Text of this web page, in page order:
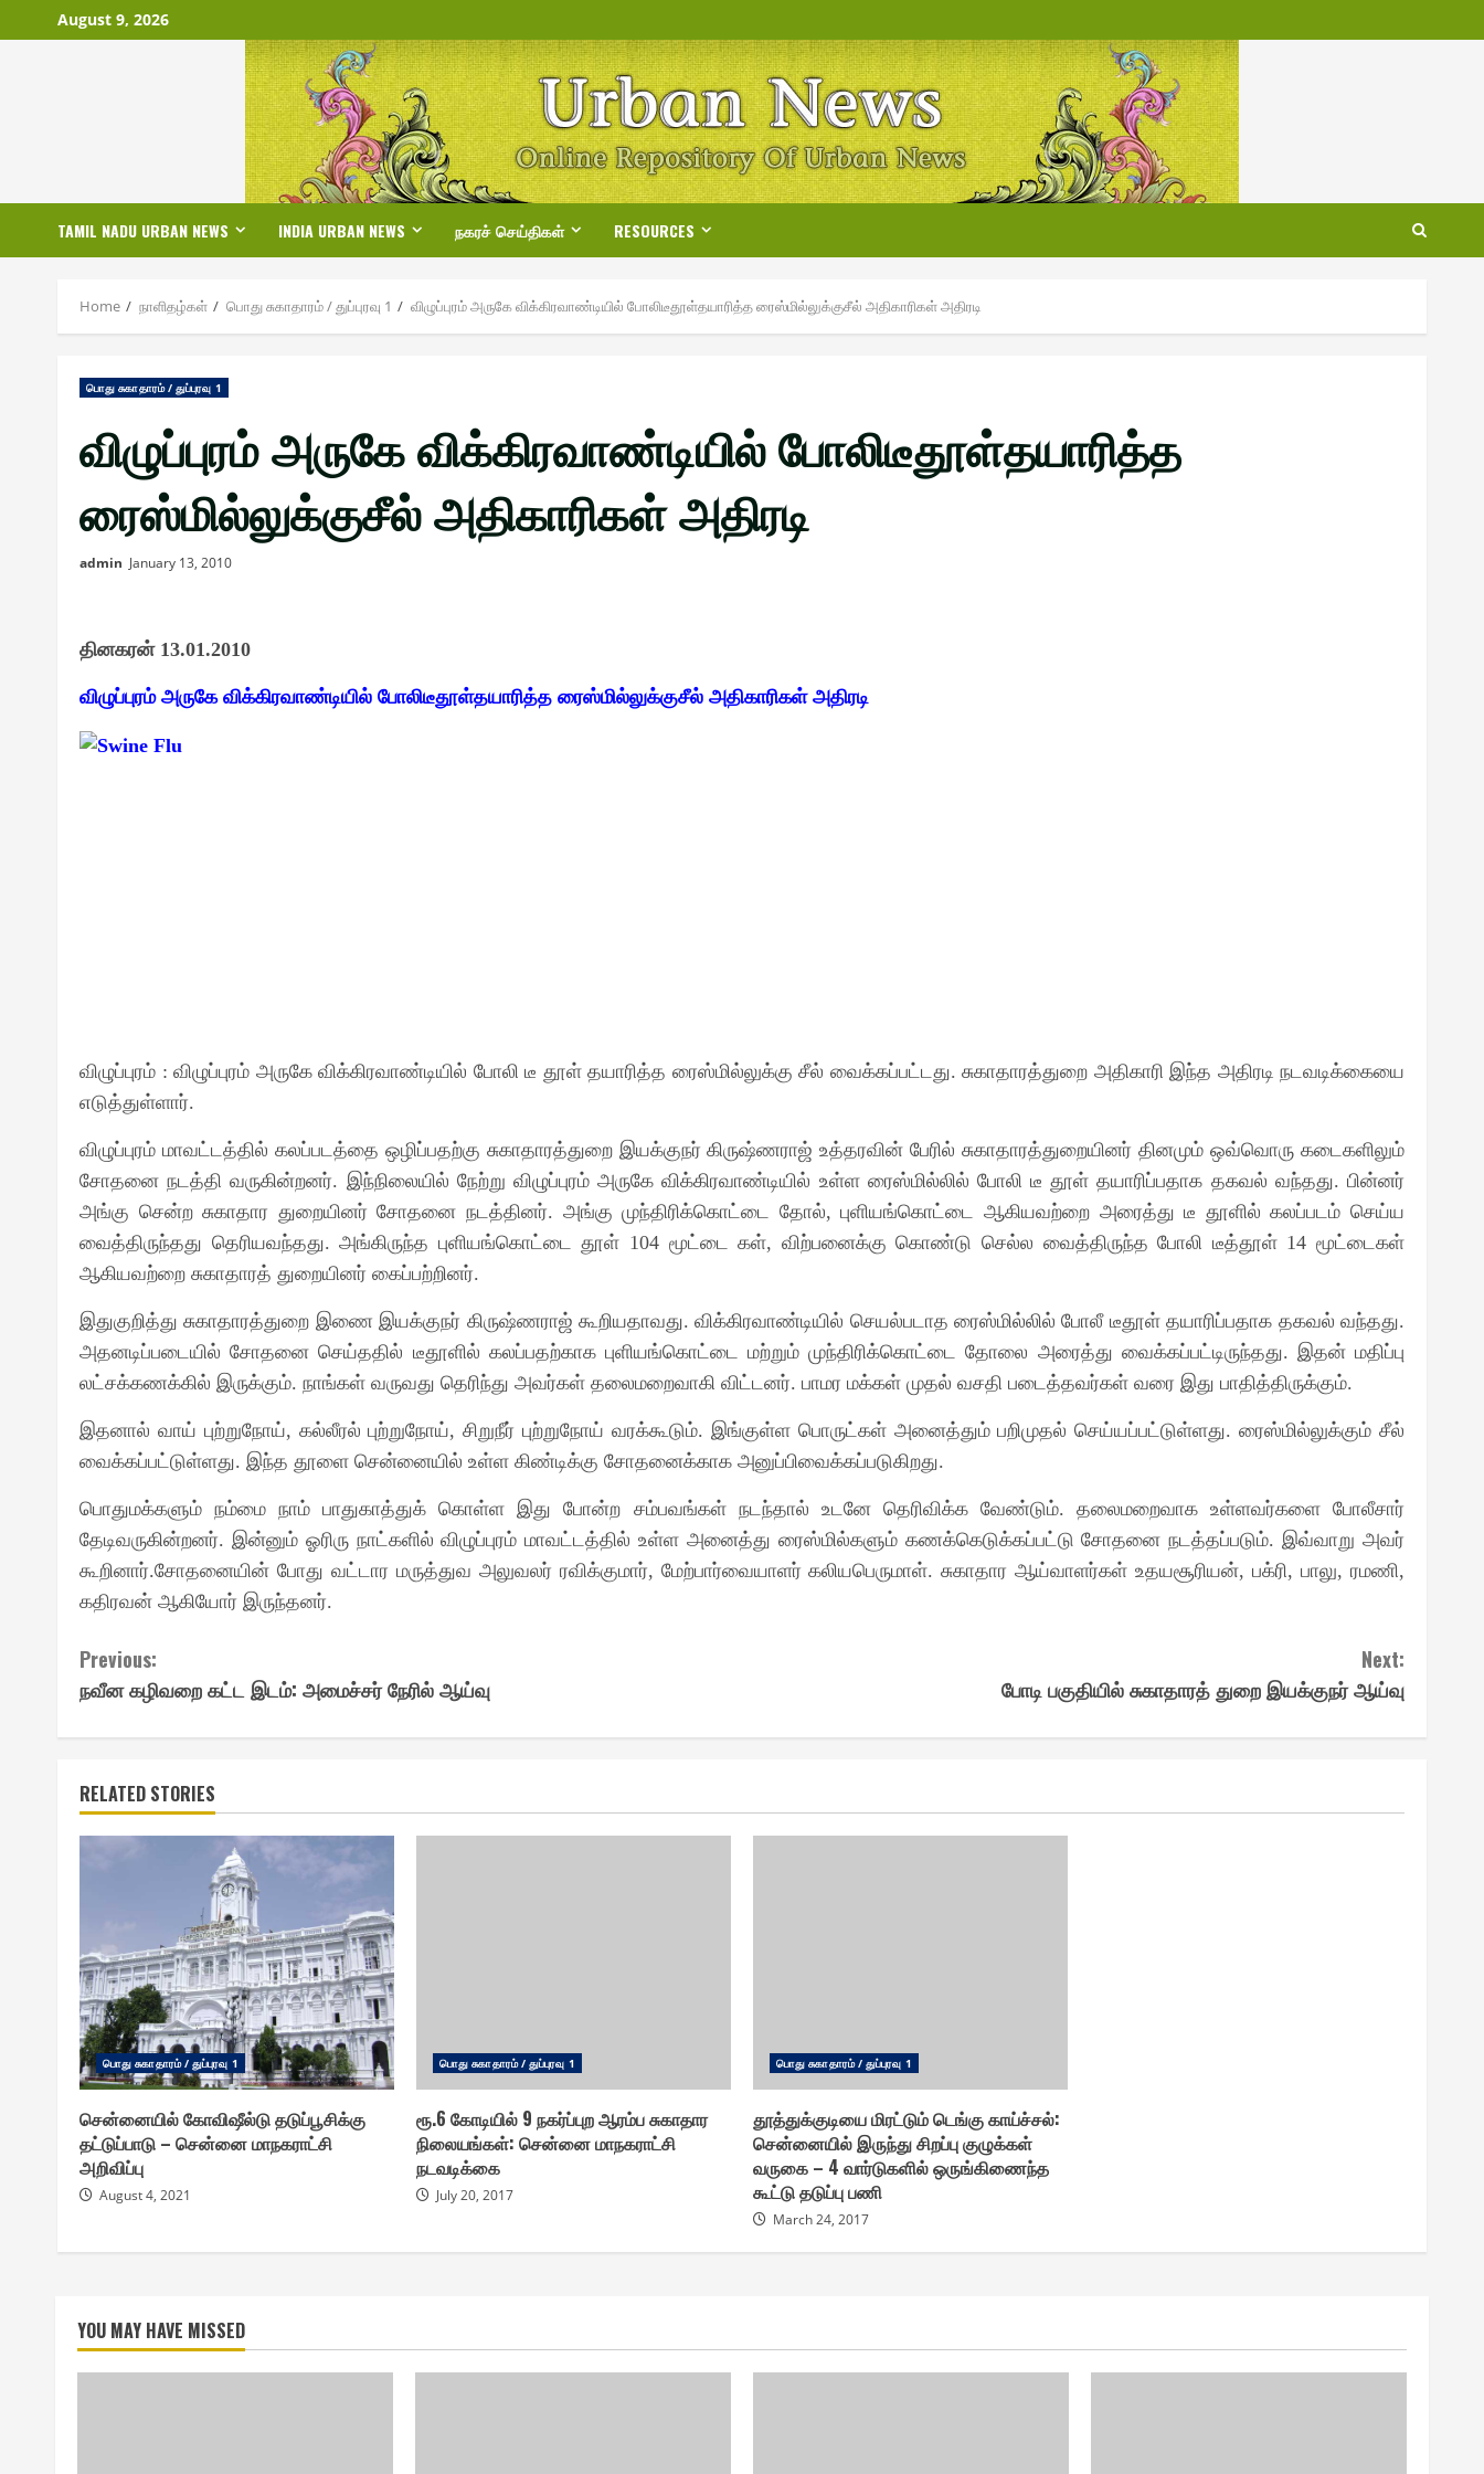
to
August 9, 2026
TAMIL NADU URBAN NEWS INDIA URBAN NEWS நகரச் செய்திகள் RESOURCES
Home நாளிதழ்௧ள் பொது சுகாதாரம் / துப்புரவு 1 விழுப்புரம் அருகே விக்கிரவாண்டியில் போலிடீதூள்தயாரித்த ரைஸ்மில்லுக்குசீல் அதிகாரிகள் அதிரடி
பொது சுகாதாரம் / துப்புரவு 1
விழுப்புரம் அருகே விக்கிரவாண்டியில் போலிடீதூள்தயாரித்த
ரைஸ்மில்லுக்குசீல் அதிகாரிகள் அதிரடி
admin January 13, 2010
தினகரன் 13.01.2010
விழுப்புரம் அருகே விக்கிரவாண்டியில் போலிடீதூள்தயாரித்த ரைஸ்மில்லுக்குசீல் அதிகாரிகள் அதிரடி
விழுப்புரம் : விழுப்புரம் அருகே விக்கிரவாண்டியில் போலி டீ தூள் தயாரித்த ரைஸ்மில்லுக்கு சீல் வைக்கப்பட்டது. சுகாதாரத்துறை அதிகாரி இந்த அதிரடி நடவடிக்கையை
எடுத்துள்ளார்.
விழுப்புரம் மாவட்டத்தில் கலப்படத்தை ஒழிப்பதற்கு சுகாதாரத்துறை இயக்குநர் கிருஷ்ணராஜ் உத்தரவின் பேரில் சுகாதாரத்துறையினர் தினமும் ஒவ்வொரு கடைகளிலும்
சோதனை நடத்தி வருகின்றனர். இந்நிலையில் நேற்று விழுப்புரம் அருகே விக்கிரவாண்டியில் உள்ள ரைஸ்மில்லில் போலி டீ தூள் தயாரிப்பதாக தகவல் வந்தது. பின்னர்
அங்கு சென்ற சுகாதார துறையினர் சோதனை நடத்தினர். அங்கு முந்திரிக்கொட்டை தோல், புளியங்கொட்டை ஆகியவற்றை அரைத்து டீ தூளில் கலப்படம் செய்ய
வைத்திருந்தது தெரியவந்தது. அங்கிருந்த புளியங்கொட்டை தூள் 104 மூட்டை கள், விற்பனைக்கு கொண்டு செல்ல வைத்திருந்த போலி டீத்தூள் 14 மூட்டைகள்
ஆகியவற்றை சுகாதாரத் துறையினர் கைப்பற்றினர்.
இதுகுறித்து சுகாதாரத்துறை இணை இயக்குநர் கிருஷ்ணராஜ் கூறியதாவது. விக்கிரவாண்டியில் செயல்படாத ரைஸ்மில்லில் போலீ டீதூள் தயாரிப்பதாக தகவல் வந்தது.
அதனடிப்படையில் சோதனை செய்ததில் டீதூளில் கலப்பதற்காக புளியங்கொட்டை மற்றும் முந்திரிக்கொட்டை தோலை அரைத்து வைக்கப்பட்டிருந்தது. இதன் மதிப்பு
லட்சக்கணக்கில் இருக்கும். நாங்கள் வருவது தெரிந்து அவர்கள் தலைமறைவாகி விட்டனர். பாமர மக்கள் முதல் வசதி படைத்தவர்கள் வரை இது பாதித்திருக்கும்.
இதனால் வாய் புற்றுநோய், கல்லீரல் புற்றுநோய், சிறுநீர் புற்றுநோய் வரக்கூடும். இங்குள்ள பொருட்கள் அனைத்தும் பறிமுதல் செய்யப்பட்டுள்ளது. ரைஸ்மில்லுக்கும் சீல்
வைக்கப்பட்டுள்ளது. இந்த தூளை சென்னையில் உள்ள கிண்டிக்கு சோதனைக்காக அனுப்பிவைக்கப்படுகிறது.
பொதுமக்களும் நம்மை நாம் பாதுகாத்துக் கொள்ள இது போன்ற சம்பவங்கள் நடந்தால் உடனே தெரிவிக்க வேண்டும். தலைமறைவாக உள்ளவர்களை போலீசார்
தேடிவருகின்றனர். இன்னும் ஓரிரு நாட்களில் விழுப்புரம் மாவட்டத்தில் உள்ள அனைத்து ரைஸ்மில்களும் கணக்கெடுக்கப்பட்டு சோதனை நடத்தப்படும். இவ்வாறு அவர்
கூறினார்.சோதனையின் போது வட்டார மருத்துவ அலுவலர் ரவிக்குமார், மேற்பார்வையாளர் கலியபெருமாள். சுகாதார ஆய்வாளர்கள் உதயசூரியன், பக்ரி, பாலு, ரமணி,
கதிரவன் ஆகியோர் இருந்தனர்.
Continue
Reading
Previous:
நவீன கழிவறை கட்ட இடம்: அமைச்சர் நேரில் ஆய்வு
Next:
போடி பகுதியில் சுகாதாரத் துறை இயக்குநர் ஆய்வு
RELATED STORIES
பொது சுகாதாரம் / துப்புரவு 1
சென்னையில் கோவிஷீல்டு தடுப்பூசிக்கு
தட்டுப்பாடு – சென்னை மாநகராட்சி
அறிவிப்பு
August 4, 2021
பொது சுகாதாரம் / துப்புரவு 1
ரூ.6 கோடியில் 9 நகர்ப்புற ஆரம்ப சுகாதார
நிலையங்கள் : சென்னை மாநகராட்சி
நடவடிக்கை
July 20, 2017
பொது சுகாதாரம் / துப்புரவு 1
தூத்துக்குடியை மிரட்டும் டெங்கு காய்ச்சல் :
சென்னையில் இருந்து சிறப்பு குழுக்கள்
வருகை – 4 வார்டுகளில் ஒருங்கிணைந்த
கூட்டு தடுப்பு பணி
March 24, 2017
YOU MAY HAVE MISSED